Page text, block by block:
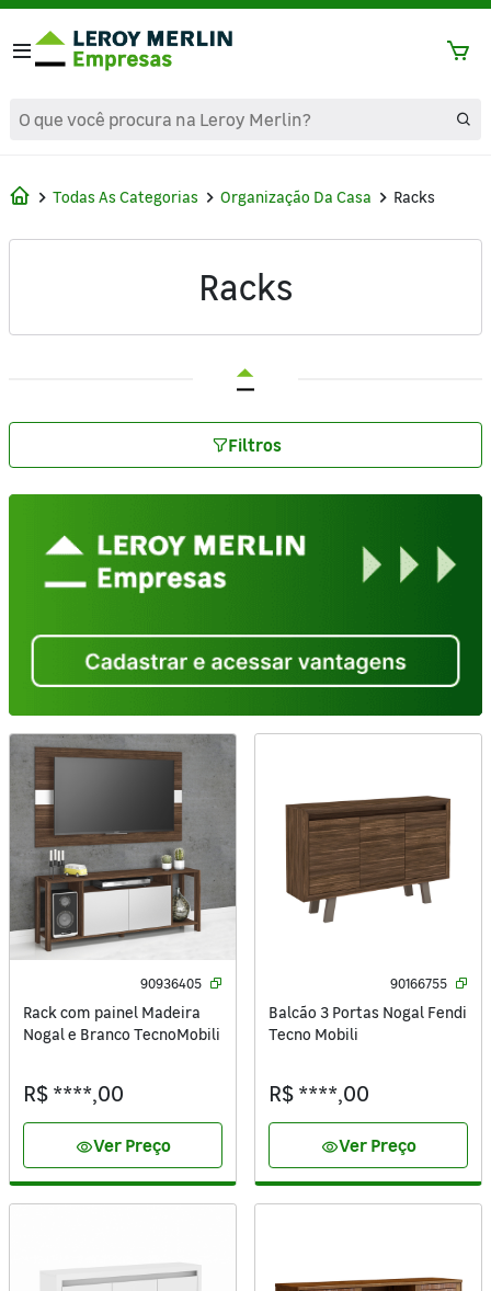
text.skipToContent
text.skipToNavigation
Todas As Categorias Organização Da Casa Racks
Racks
Filtros
90936405
Rack com painel Madeira
Nogal e Branco TecnoMobili
R$ ****,00
visibilityVer Preço
90166755
Balcão 3 Portas Nogal Fendi
Tecno Mobili
R$ ****,00
visibilityVer Preço